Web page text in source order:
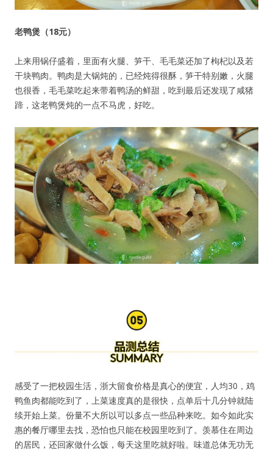
用户名或Email
密码
忘记密码?
记住我的登录状态
老鸭煲（18元）
上来用锅仔盛着，里面有火腿、笋干、毛毛菜还加了枸杞以及若
干块鸭肉。鸭肉是大锅炖的，已经炖得很酥，笋干特别嫩，火腿
也很香，毛毛菜吃起来带着鸭汤的鲜甜，吃到最后还发现了咸猪
蹄，这老鸭煲炖的一点不马虎，好吃。
感受了一把校园生活，浙大留食价格是真心的便宜，人均30，鸡
鸭鱼肉都能吃到了，上菜速度真的是很快，点单后十几分钟就陆
续开始上菜。份量不大所以可以多点一些品种来吃。如今如此实
惠的餐厅哪里去找，恐怕也只能在校园里吃到了。羡慕住在周边
的居民，还回家做什么饭，每天这里吃就好啦。味道总体无功无